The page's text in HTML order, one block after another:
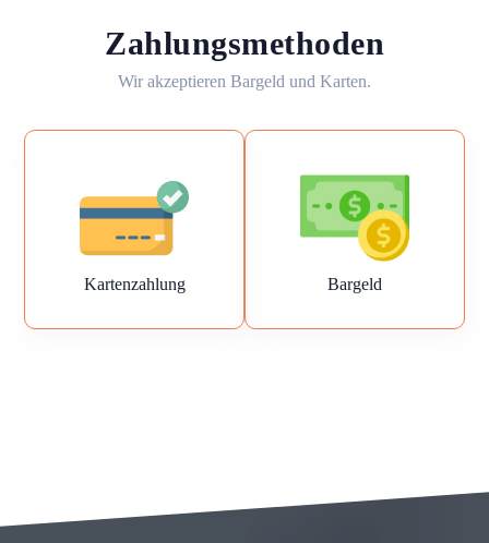
Zahlungsmethoden
Wir akzeptieren Bargeld und Karten.
Kartenzahlung Bargeld